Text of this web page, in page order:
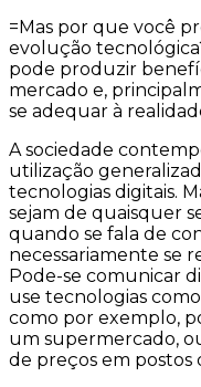
=Mas por que você
evolução
pode produzir
mercado e,
se adequar à
A sociedade
utilização
tecnologias digitais.
sejam de quaisquer
quando se fala de
necessariamente se
Pode-se comunicar
use tecnologias
como por exemplo,
um supermercado,
de preços em postos